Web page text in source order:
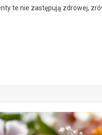
te nie zastępują zdrowej,